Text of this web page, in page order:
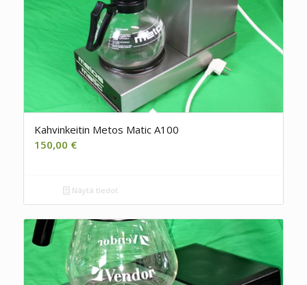
Kahvinkeitin Metos Matic A100
150,00 €
Näytä tiedot